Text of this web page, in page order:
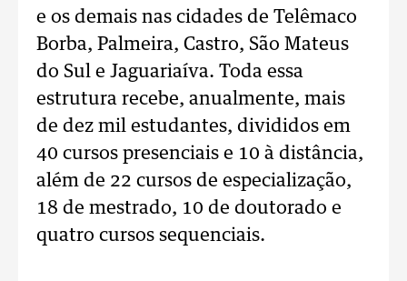
e os demais nas cidades de Telêmaco
Borba, Palmeira, Castro, São Mateus
do Sul e Jaguariaíva. Toda essa
estrutura recebe, anualmente, mais
de dez mil estudantes, divididos em
40 cursos presenciais e 10 à distância,
além de 22 cursos de especialização,
18 de mestrado, 10 de doutorado e
quatro cursos sequenciais.